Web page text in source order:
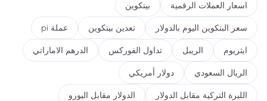
اسعار العملات الرقمية بيتكوين
سعر البتكوين اليوم بالدولار تعدين بيتكوين عملة pi
ايثريوم الريبل تداول الفوركس الدرهم الاماراتي
الريال السعودي دولار أمريكي
الليرة التركية مقابل الدولار الدولار مقابل اليورو